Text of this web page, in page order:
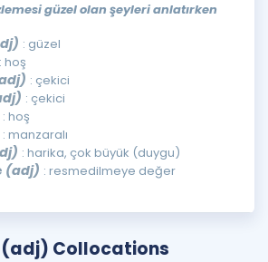
güzel olan şeyleri anlatırken
: güzel
: hoş
: çekici
: çekici
: hoş
: manzaralı
: harika, çok büyük (duygu)
(adj) : resmedilmeye değer
Collocations